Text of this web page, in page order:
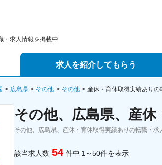
・求人情報を掲載中
求人を紹介してもらう
エージェントサービス
スカウトサービス
広島県 その他 その他 産休・育休取得実績ありの
その他、広島県、産
その他、広島県、産休・育休取得実績ありの転職・
該当求人数 54 件中 1～50件を表示